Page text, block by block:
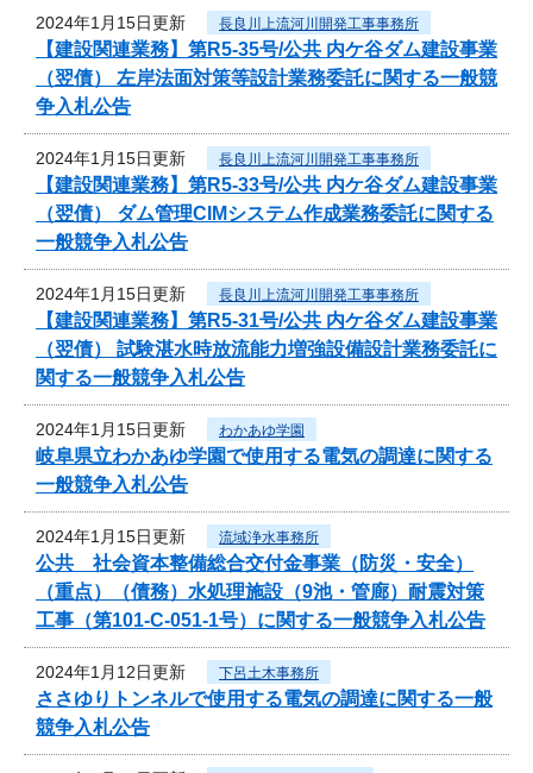
2024年1月15日更新 長良川上流河川開発工事事務所
【建設関連業務】第R5-35号/公共 内ケ谷ダム建設事業
（翌債） 左岸法面対策等設計業務委託に関する一般競
争入札公告
2024年1月15日更新 長良川上流河川開発工事事務所
【建設関連業務】第R5-33号/公共 内ケ谷ダム建設事業
（翌債） ダム管理CIMシステム作成業務委託に関する
一般競争入札公告
2024年1月15日更新 長良川上流河川開発工事事務所
【建設関連業務】第R5-31号/公共 内ケ谷ダム建設事業
（翌債） 試験湛水時放流能力増強設備設計業務委託に
関する一般競争入札公告
2024年1月15日更新 わかあゆ学園
岐阜県立わかあゆ学園で使用する電気の調達に関する
一般競争入札公告
2024年1月15日更新 流域浄水事務所
公共 社会資本整備総合交付金事業（防災・安全）
（重点）（債務）水処理施設（9池・管廊）耐震対策
工事（第101-C-051-1号）に関する一般競争入札公告
2024年1月12日更新 下呂土木事務所
ささゆりトンネルで使用する電気の調達に関する一般
競争入札公告